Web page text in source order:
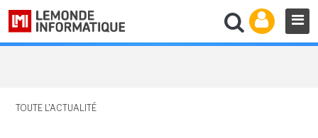
TOUTE L'ACTUALITÉ